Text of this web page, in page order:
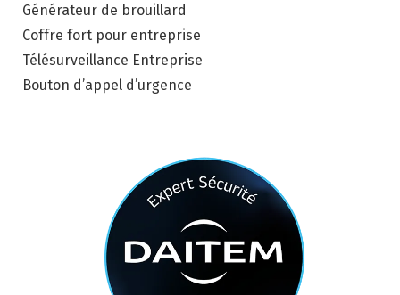
Générateur de brouillard
Coffre fort pour entreprise
Télésurveillance Entreprise
Bouton d’appel d’urgence